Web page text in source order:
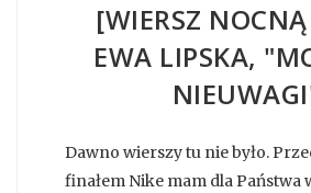
[WIERSZ
EWA LIPSKA,
Dawno wierszy tu nie było.
finałem Nike mam dla